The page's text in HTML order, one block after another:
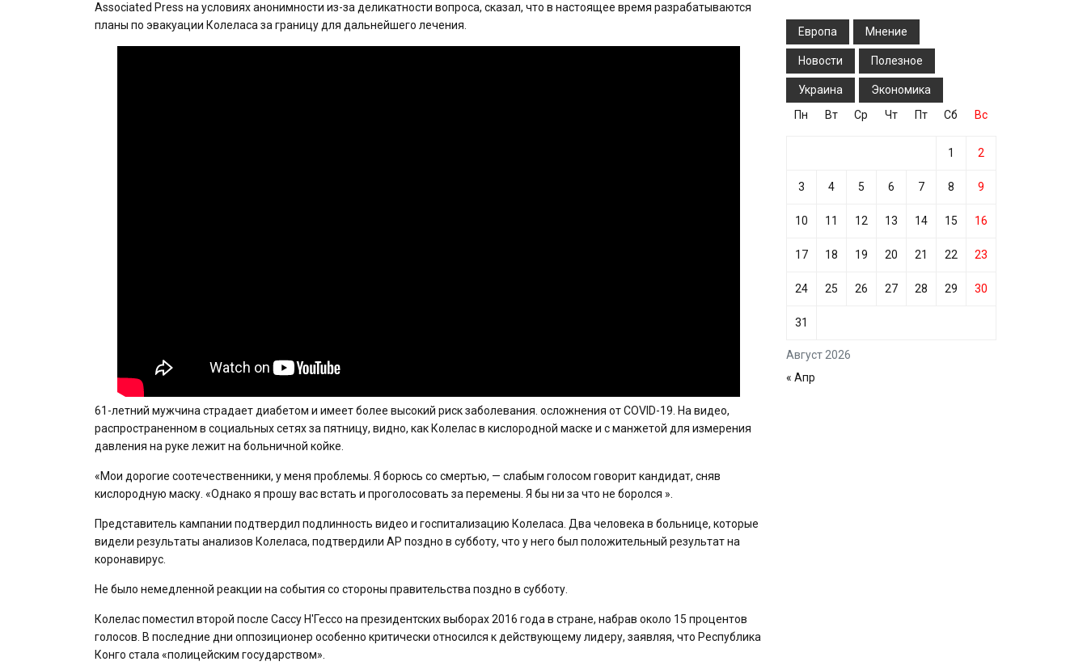
Associated Press на условиях анонимности из-за деликатности вопроса, сказал, что в настоящее время разрабатываются
планы по эвакуации Колеласа за границу для дальнейшего лечения.
61-летний мужчина страдает диабетом и имеет более высокий риск заболевания. осложнения от COVID-19. На видео,
распространенном в социальных сетях за пятницу, видно, как Колелас в кислородной маске и с манжетой для измерения
давления на руке лежит на больничной койке.
«Мои дорогие соотечественники, у меня проблемы. Я борюсь со смертью, — слабым голосом говорит кандидат, сняв
кислородную маску. «Однако я прошу вас встать и проголосовать за перемены. Я бы ни за что не боролся ».
Представитель кампании подтвердил подлинность видео и госпитализацию Колеласа. Два человека в больнице, которые
видели результаты анализов Колеласа, подтвердили AP поздно в субботу, что у него был положительный результат на
коронавирус.
Не было немедленной реакции на события со стороны правительства поздно в субботу.
Колелас поместил второй после Сассу Н'Гессо на президентских выборах 2016 года в стране, набрав около 15 процентов
голосов. В последние дни оппозиционер особенно критически относился к действующему лидеру, заявляя, что Республика
Конго стала «полицейским государством».
Европа Мнение
Новости Полезное
Украина Экономика
Август 2026
Пн Вт Ср Чт Пт Сб Вс
1 2
3 4 5 6 7 8 9
10 11 12 13 14 15 16
17 18 19 20 21 22 23
24 25 26 27 28 29 30
31
« Апр